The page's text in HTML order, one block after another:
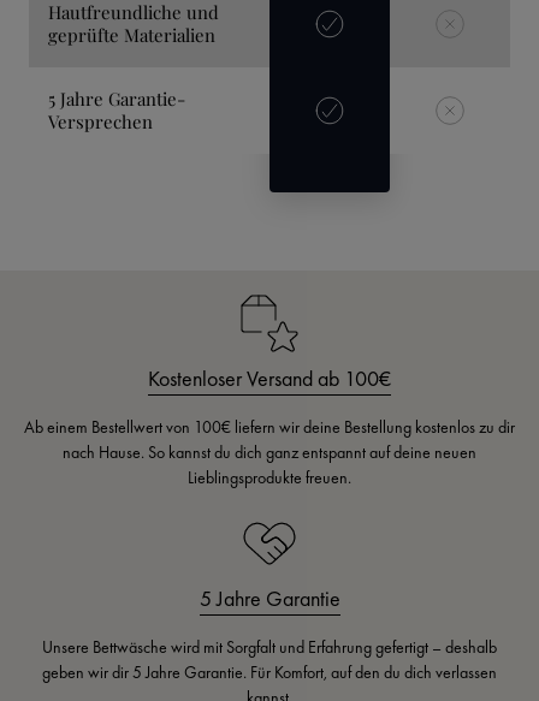
Hautfreundliche und
geprüfte Materialien
5 Jahre Garantie-
Versprechen
Kostenloser Versand ab 100€
Ab einem Bestellwert von 100€ liefern wir deine Bestellung kostenlos zu dir
nach Hause. So kannst du dich ganz entspannt auf deine neuen
Lieblingsprodukte freuen.
5 Jahre Garantie
Unsere Bettwäsche wird mit Sorgfalt und Erfahrung gefertigt – deshalb
geben wir dir 5 Jahre Garantie. Für Komfort, auf den du dich verlassen